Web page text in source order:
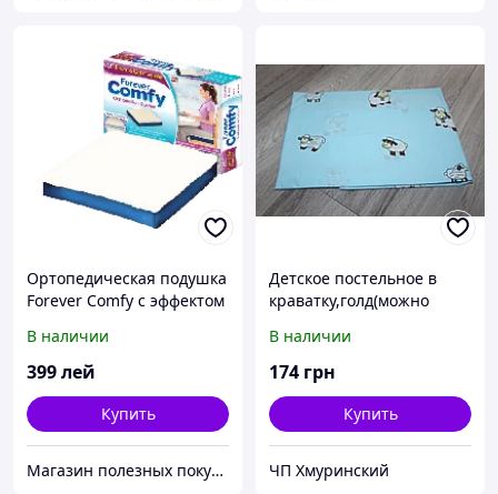
Ортопедическая подушка
Forever Comfy с эффектом
В наличии
399лей
Купить
Магазин полезных покупок "Goodbuy"
Детское постельное в
краватку,голд(можно
В наличии
174 грн
Купить
ЧП Хмуринский